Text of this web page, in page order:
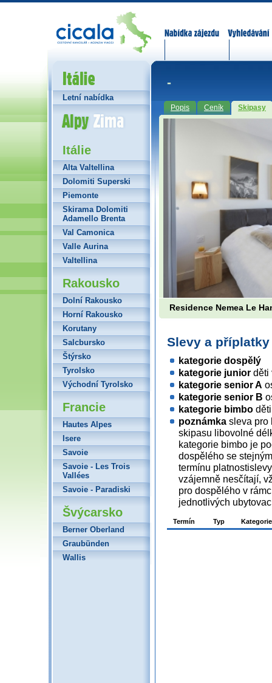
-
Popis Ceník Skipasy
Residence Nemea Le
Slevy a
kategorie dospělý
kategorie junior děti
kategorie senior A
kategorie senior B
kategorie bimbo
poznámka sleva pro
skipasu libovolné
kategorie bimbo je
dospělého se
termínu
vzájemně nesčítají,
pro dospělého v
jednotlivých
Termín Typ Kategorie
Itálie
Letní nabídka
Alpy Zima
Itálie
Alta Valtellina
Dolomiti Superski
Piemonte
Skirama Dolomiti
Adamello Brenta
Val Camonica
Valle Aurina
Valtellina
Rakousko
Dolní Rakousko
Horní Rakousko
Korutany
Salcbursko
Štýrsko
Tyrolsko
Východní Tyrolsko
Francie
Hautes Alpes
Isere
Savoie
Savoie - Les Trois
Vallées
Savoie - Paradiski
Švýcarsko
Berner Oberland
Graubünden
Wallis